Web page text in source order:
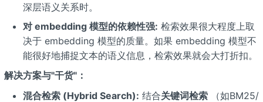
深层语义关系时。
对 embedding 模型的依赖性强: 检索效果很大程度上取
决于 embedding 模型的质量。如果 embedding 模型不
能很好地捕捉文本的语义信息，检索效果就会大打折扣。
解决方案与"干货"：
混合检索 (Hybrid Search): 结合关键词检索（如BM25/